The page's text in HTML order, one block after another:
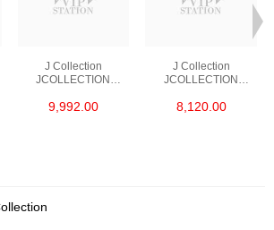
J Collection
JCOLLECTION
RDDI 1.34 CT18KW
9,992.00
J Collection
JCOLLECTION
W/DIAMOND 7
8,120.00